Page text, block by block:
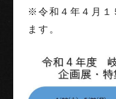
※令和４年４月１
ます。